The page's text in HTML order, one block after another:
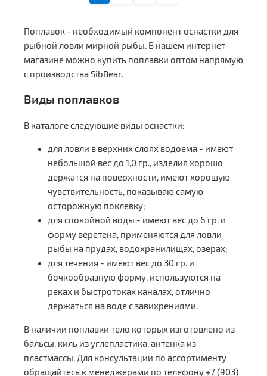
Поплавок - необходимый компонент оснастки для
рыбной ловли мирной рыбы. В нашем интернет-
магазине можно купить поплавки оптом напрямую
с производства SibBear.
Виды поплавков
В каталоге следующие виды оснастки:
для ловли в верхних слоях водоема - имеют
небольшой вес до 1,0 гр., изделия хорошо
держатся на поверхности, имеют хорошую
чувствительность, показываю самую
осторожную поклевку;
для спокойной воды - имеют вес до 6 гр. и
форму веретена, применяются для ловли
рыбы на прудах, водохранилищах, озерах;
для течения - имеют вес до 30 гр. и
бочкообразную форму, используются на
реках и быстротоках каналах, отлично
держаться на воде с завихрениями.
В наличии поплавки тело которых изготовлено из
бальсы, киль из углепластика, антенка из
пластмассы. Для консультации по ассортименту
обращайтесь к менеджерами по телефону +7 (903)